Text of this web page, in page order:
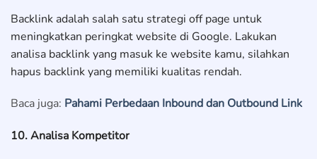
Backlink adalah salah satu strategi off page untuk
meningkatkan peringkat website di Google. Lakukan
analisa backlink yang masuk ke website kamu, silahkan
hapus backlink yang memiliki kualitas rendah.
Baca juga: Pahami Perbedaan Inbound dan Outbound Link
10. Analisa Kompetitor